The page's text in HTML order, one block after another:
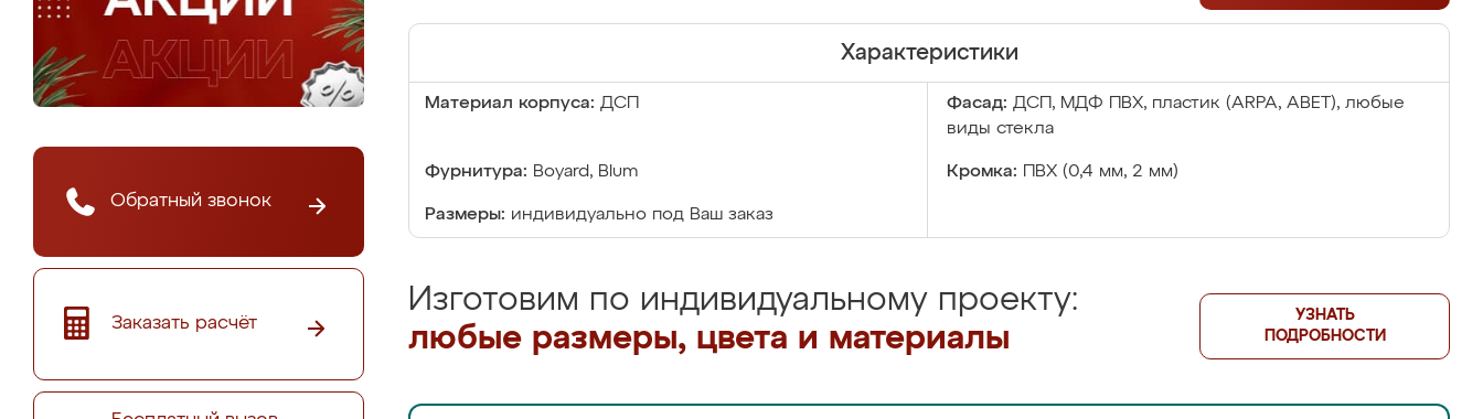
Обратный звонок
Заказать расчёт
Характеристики
Материал корпуса: ДСП Фасад: ДСП, МДФ ПВХ, пластик (ARPA, ABET), любые
виды стекла
Фурнитура: Boyard, Blum Кромка: ПВХ (0,4 мм, 2 мм)
Размеры: индивидуально под Ваш заказ
Изготовим по индивидуальному проекту:
любые размеры, цвета и материалы
УЗНАТЬ
ПОДРОБНОСТИ